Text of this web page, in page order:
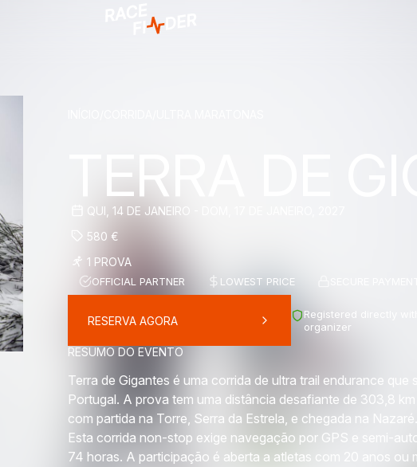
TERRA DE
QUI, 14 DE JANEIRO - DOM, 17 DE JANEIRO, 2027
580 €
1 PROVA
OFFICIAL PARTNER LOWEST PRICE
RESERVA AGORA
Registered directly
organizer
RESUMO DO EVENTO
Terra de Gigantes é uma corrida de ultra trail endurance que
Portugal. A prova tem uma distância desafiante de 303,8
com partida na Torre, Serra da Estrela, e chegada na Nazaré.
Esta corrida non-stop exige navegação por GPS e semi-
74 horas. A participação é aberta a atletas com 20 anos ou